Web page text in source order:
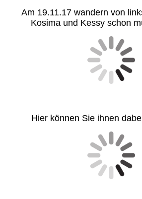
Am 19.11.17 wandern von
Kosima und Kessy schon
Hier können Sie ihnen